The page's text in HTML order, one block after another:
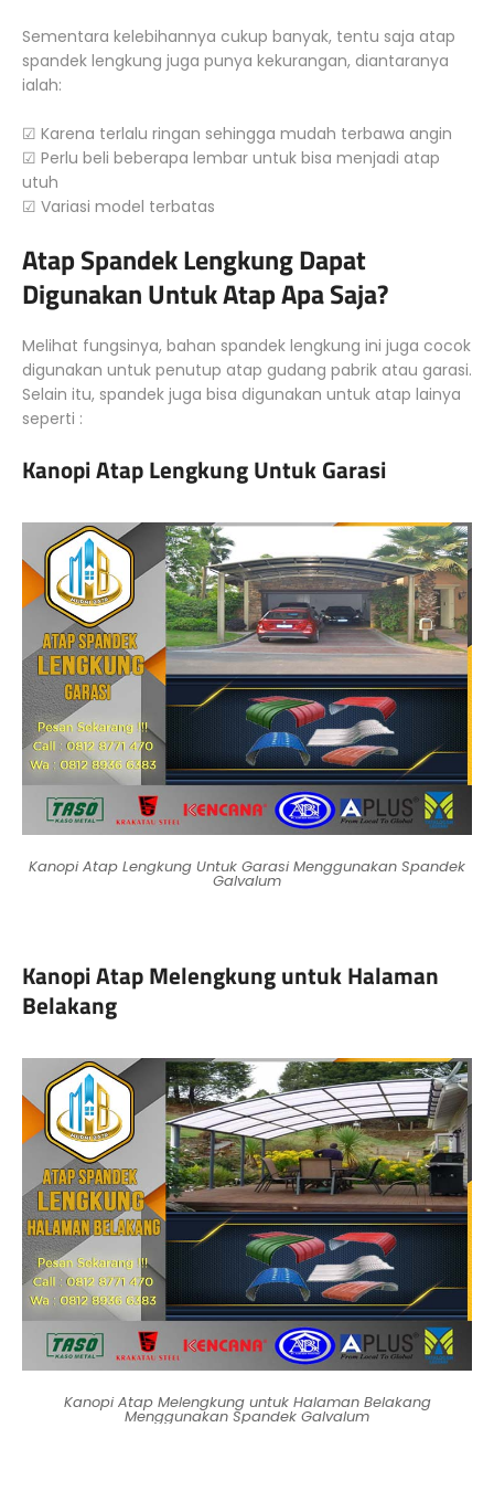
Sementara kelebihannya cukup banyak, tentu saja atap
spandek lengkung juga punya kekurangan, diantaranya
ialah:
☑ Karena terlalu ringan sehingga mudah terbawa angin
☑ Perlu beli beberapa lembar untuk bisa menjadi atap
utuh
☑ Variasi model terbatas
Atap Spandek Lengkung Dapat
Digunakan Untuk Atap Apa Saja?
Melihat fungsinya, bahan spandek lengkung ini juga cocok
digunakan untuk penutup atap gudang pabrik atau garasi.
Selain itu, spandek juga bisa digunakan untuk atap lainya
seperti :
Kanopi Atap Lengkung Untuk Garasi
Kanopi Atap Lengkung Untuk Garasi Menggunakan Spandek
Galvalum
Kanopi Atap Melengkung untuk Halaman
Belakang
Kanopi Atap Melengkung untuk Halaman Belakang
Menggunakan Spandek Galvalum